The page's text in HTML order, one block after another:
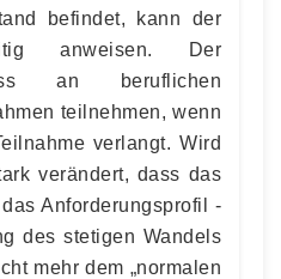
befindet, kann der
anweisen. Der
an beruflichen
teilnehmen, wenn
verlangt. Wird
verändert, dass das
Anforderungsprofil -
des stetigen Wandels
mehr dem „normalen